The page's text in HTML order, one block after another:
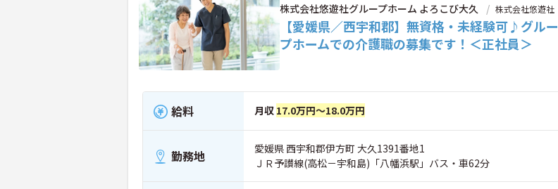
株式会社悠遊社グループホーム よろこび大久 株式会社悠遊社
【愛媛県／西宇和郡】無資格・未経験可♪グルー
プホームでの介護職の募集です！＜正社員＞
給料 月収 17.0万円～18.0万円
勤務地
愛媛県 西宇和郡伊方町 大久1391番地1
ＪＲ予讃線(高松－宇和島)「八幡浜駅」バス・車62分